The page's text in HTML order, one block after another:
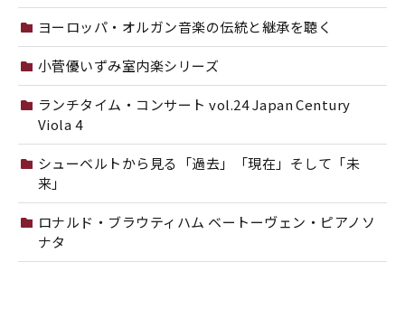
ヨーロッパ・オルガン音楽の伝統と継承を聴く
小菅優いずみ室内楽シリーズ
ランチタイム・コンサート vol.24 Japan Century
Viola 4
シューベルトから見る「過去」「現在」そして「未
来」
ロナルド・ブラウティハム ベートーヴェン・ピアノソ
ナタ